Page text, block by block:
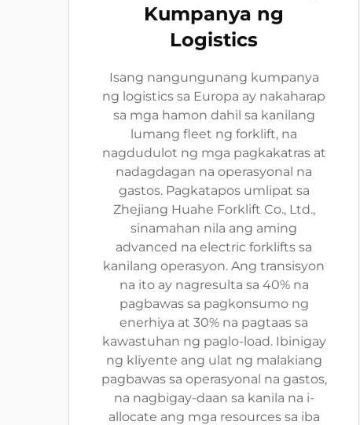
Kumpanya ng
Logistics
Isang nangungunang kumpanya
ng logistics sa Europa ay nakaharap
sa mga hamon dahil sa kanilang
lumang fleet ng forklift, na
nagdudulot ng mga pagkakatras at
nadagdagan na operasyonal na
gastos. Pagkatapos umlipat sa
Zhejiang Huahe Forklift Co., Ltd.,
sinamahan nila ang aming
advanced na electric forklifts sa
kanilang operasyon. Ang transisyon
na ito ay nagresulta sa 40% na
pagbawas sa pagkonsumo ng
enerhiya at 30% na pagtaas sa
kawastuhan ng paglo-load. Ibinigay
ng kliyente ang ulat ng malakiang
pagbawas sa operasyonal na gastos,
na nagbigay-daan sa kanila na i-
allocate ang mga resources sa iba